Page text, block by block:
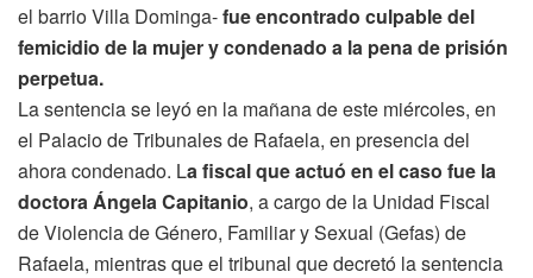
el barrio Villa Dominga-fue encontrado culpable del
femicidio de la mujer y condenado a la pena de prisión
perpetua.
La sentencia se leyó en la mañana de este miércoles, en
el Palacio de Tribunales de Rafaela, en presencia del
ahora condenado. La fiscal que actuó en el caso fue la
doctora Ángela Capitanio, a cargo de la Unidad Fiscal
de Violencia de Género, Familiar y Sexual (Gefas) de
Rafaela, mientras que el tribunal que decretó la sentencia